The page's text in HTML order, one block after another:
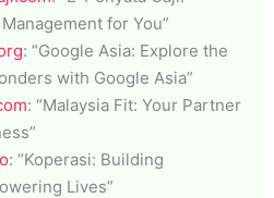
for You”
: “Google Asia: Explore the
with Google Asia”
: “Malaysia Fit: Your Partner
: “Koperasi: Building
Lives”